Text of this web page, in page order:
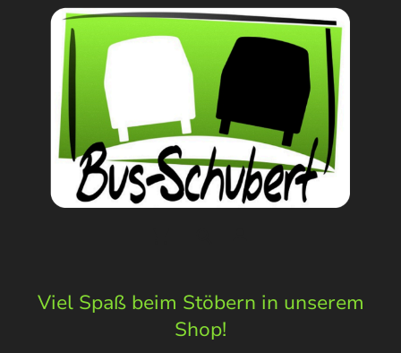
Viel Spaß beim Stöbern in unserem
Shop!